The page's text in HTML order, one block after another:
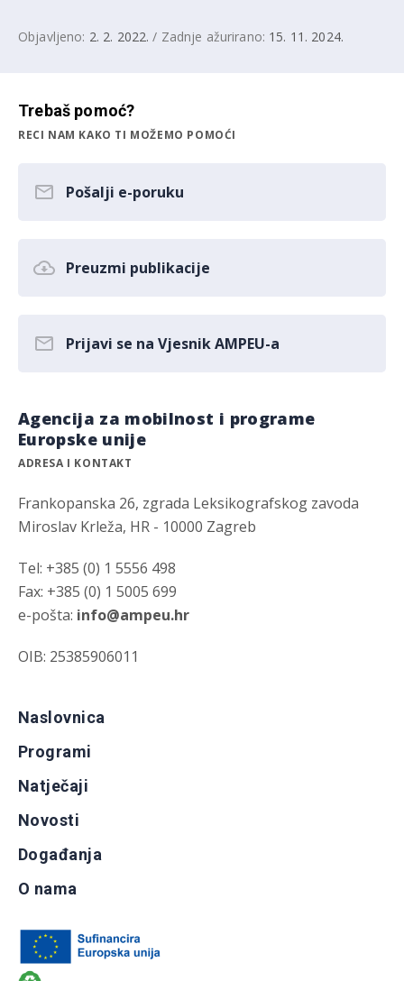
Objavljeno: 2. 2. 2022. / Zadnje ažurirano: 15. 11. 2024.
Trebaš pomoć?
RECI NAM KAKO TI MOŽEMO POMOĆI
Pošalji e-poruku
Preuzmi publikacije
Prijavi se na Vjesnik AMPEU-a
Agencija za mobilnost i programe
Europske unije
ADRESA I KONTAKT
Frankopanska 26, zgrada Leksikografskog zavoda
Miroslav Krleža, HR - 10000 Zagreb
Tel: +385 (0) 1 5556 498
Fax: +385 (0) 1 5005 699
e-pošta: info@ampeu.hr
OIB: 25385906011
Naslovnica
Programi
Natječaji
Novosti
Događanja
O nama